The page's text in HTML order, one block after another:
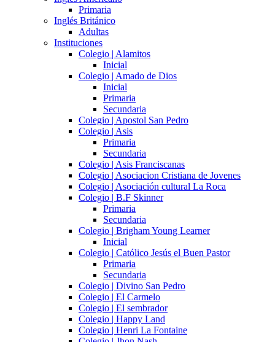
Primaria
Inglés Británico
Adultas
Instituciones
Colegio | Alamitos
Inicial
Colegio | Amado de Dios
Inicial
Primaria
Secundaria
Colegio | Apostol San Pedro
Colegio | Asis
Primaria
Secundaria
Colegio | Asis Franciscanas
Colegio | Asociacion Cristiana de Jovenes
Colegio | Asociación cultural La Roca
Colegio | B.F Skinner
Primaria
Secundaria
Colegio | Brigham Young Learner
Inicial
Colegio | Católico Jesús el Buen Pastor
Primaria
Secundaria
Colegio | Divino San Pedro
Colegio | El Carmelo
Colegio | El sembrador
Colegio | Happy Land
Colegio | Henri La Fontaine